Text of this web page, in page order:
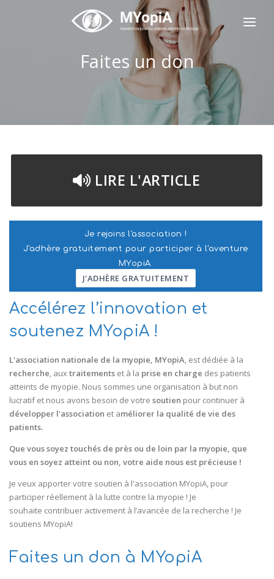
ILS NOUS FONT CONFIANCE
INSTITUT FRANÇAIS DE MYOPIE
NOTRE ACTUALITÉ
CONTACTEZ-NOUS
JE DONNE / J'AIDE
J'ADÈRE GRATUITEMENT
FACEBOOK
INSTAGRAM
LINKEDIN
09 72 16 37 67
Faites un don
LIRE L'ARTICLE
Je rejoins l'association !
J'adhère gratuitement pour participer à l'aventure
MYopiA.
J'ADHÈRE GRATUITEMENT
Accélérez l’innovation et
soutenez MYopiA !
L'association nationale de la myopie, MYopiA, est dédiée à la
recherche, auxtraitements et à la prise en charge des patients
atteints de myopie. Nous sommes une organisation à but non
lucratif et nous avons besoin de votre soutien pour continuer à
développer l'association et améliorer la qualité de vie des
patients.
Que vous soyez touchés de près ou de loin par la myopie, que
vous en soyez atteint ou non, votre aide nous est précieuse !
Je veux apporter votre soutien à l'association MYopiA, pour
participer réellement à la lutte contre la myopie ! Je
souhaite contribuer activement à l’avancée de la recherche ! Je
soutiens MYopiA!
Faites un don à MYopiA